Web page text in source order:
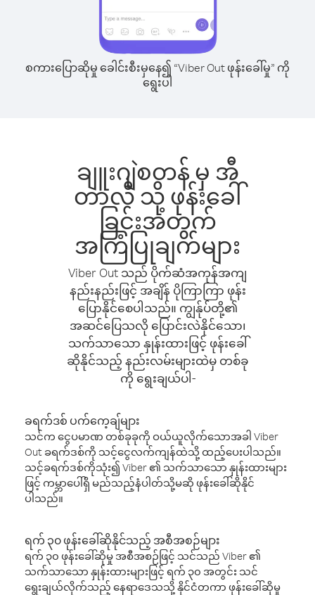
စကားပြောဆိုမှု ခေါင်းစီးမှနေ၍ “Viber Out ဖုန်းခေါ်မှု” ကို
ရွေးပါ
ချူးဂျဲစတန် မှ အီ
တာလီ သို့ ဖုန်းခေါ်
ခြင်းအတွက်
အကြံပြုချက်များ
Viber Out သည် ပိုက်ဆံအကုန်အကျ
နည်းနည်းဖြင့် အချိန် ပိုကြာကြာ ဖုန်း
ပြောနိုင်စေပါသည်။ ကျွန်ုပ်တို့၏
အဆင်ပြေသလို ပြောင်းလဲနိုင်သော၊
သက်သာသော နှုန်းထားဖြင့် ဖုန်းခေါ်
ဆိုနိုင်သည့် နည်းလမ်းများထဲမှ တစ်ခု
ကို ရွေးချယ်ပါ-
ခရက်ဒစ် ပက်ကေ့ချ်များ
သင်က ငွေပမာဏ တစ်ခုခုကို ဝယ်ယူလိုက်သောအခါ Viber
Out ခရက်ဒစ်ကို သင့်ငွေလက်ကျန်ထဲသို့ ထည့်ပေးပါသည်။
သင့်ခရက်ဒစ်ကိုသုံး၍ Viber ၏ သက်သာသော နှုန်းထားများ
ဖြင့် ကမ္ဘာပေါ်ရှိ မည်သည့်နံပါတ်သို့မဆို ဖုန်းခေါ်ဆိုနိုင်
ပါသည်။
ရက် ၃၀ ဖုန်းခေါ်ဆိုနိုင်သည့် အစီအစဉ်များ
ရက် ၃၀ ဖုန်းခေါ်ဆိုမှု အစီအစဉ်ဖြင့် သင်သည် Viber ၏
သက်သာသော နှုန်းထားများဖြင့် ရက် ၃၀ အတွင်း သင်
ရွေးချယ်လိုက်သည့် နေရာဒေသသို့ နိုင်ငံတကာ ဖုန်းခေါ်ဆိုမှု